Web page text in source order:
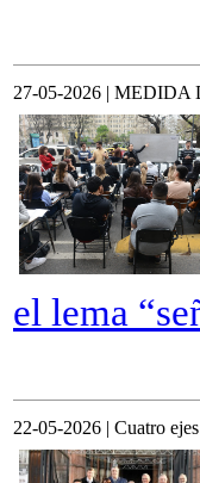
27-05-2026 | MEDIDA
el lema
22-05-2026 | Cuatro